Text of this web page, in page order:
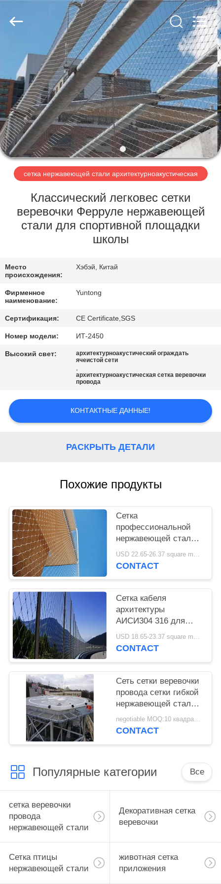
ДОМ
ПРОДУКТЫ
О
НАС
ПУТЕШЕСТВИЕ
ФАБРИКИ
ПРОВЕРКА
КАЧЕСТВА
МЫ
НОВОСТИ
СПРОСИТЕ
ЦИТАТУ
САЙТА
PRIVACY
Mesh
сетка нержавеющей стали архитектурноакустическая
Классический легковес сетки
веревочки Ферруле нержавеющей
стали для спортивной площадки
школы
Место
происхождения:
Хэбэй, Китай
Фирменное
наименование:
Yuntong
Сертификация: CE Certificate,SGS
Номер модели: ИТ-2450
Высокий свет:
архитектурноакустический ограждать
ячеистой сети
,
архитектурноакустическая сетка веревочки
провода
КОНТАКТНЫЕ ДАННЫЕ!
РАСКРЫТЬ ДЕТАЛИ
Похожие продукты
Сетка
профессиональной
нержавеющей стали
архитектурноакустическая
коррозионностойкая
USD 22.65-26.37 square meters MOQ:10 квадратных метров
CONTACT
Сетка кабеля
архитектуры
АИСИ304 316 для
строя фасада и анти-
сетки падения
USD 18.65-23.37 square meters MOQ:10 квадратных метров
CONTACT
Сеть сетки веревочки
провода сетки гибкой
нержавеющей стали
316 АИСИ 304
архитектурноакустическая
negotiable MOQ:10 квадратных метров
CONTACT
Популярные категории Все
сетка веревочки
провода
нержавеющей стали
Декоративная сетка
веревочки
Сетка птицы
нержавеющей стали
животная сетка
приложения